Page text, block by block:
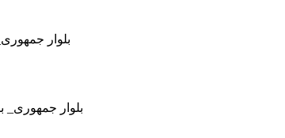
بلوار
بلوار جمهوری_